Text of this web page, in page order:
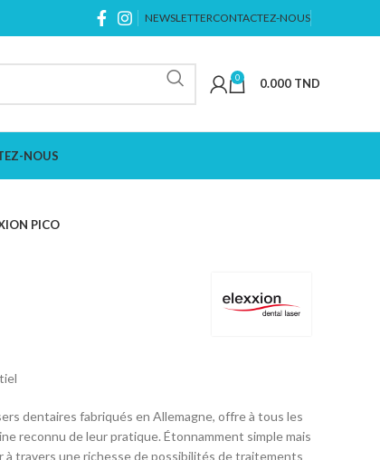
NEWSLETTERCONTACTEZ-NOUS
0 0.000 TND
NOUS
PICO
dentaires fabriqués en Allemagne, offre à tous les
reconnu de leur pratique. Étonnamment simple mais
travers une richesse de possibilités de traitements